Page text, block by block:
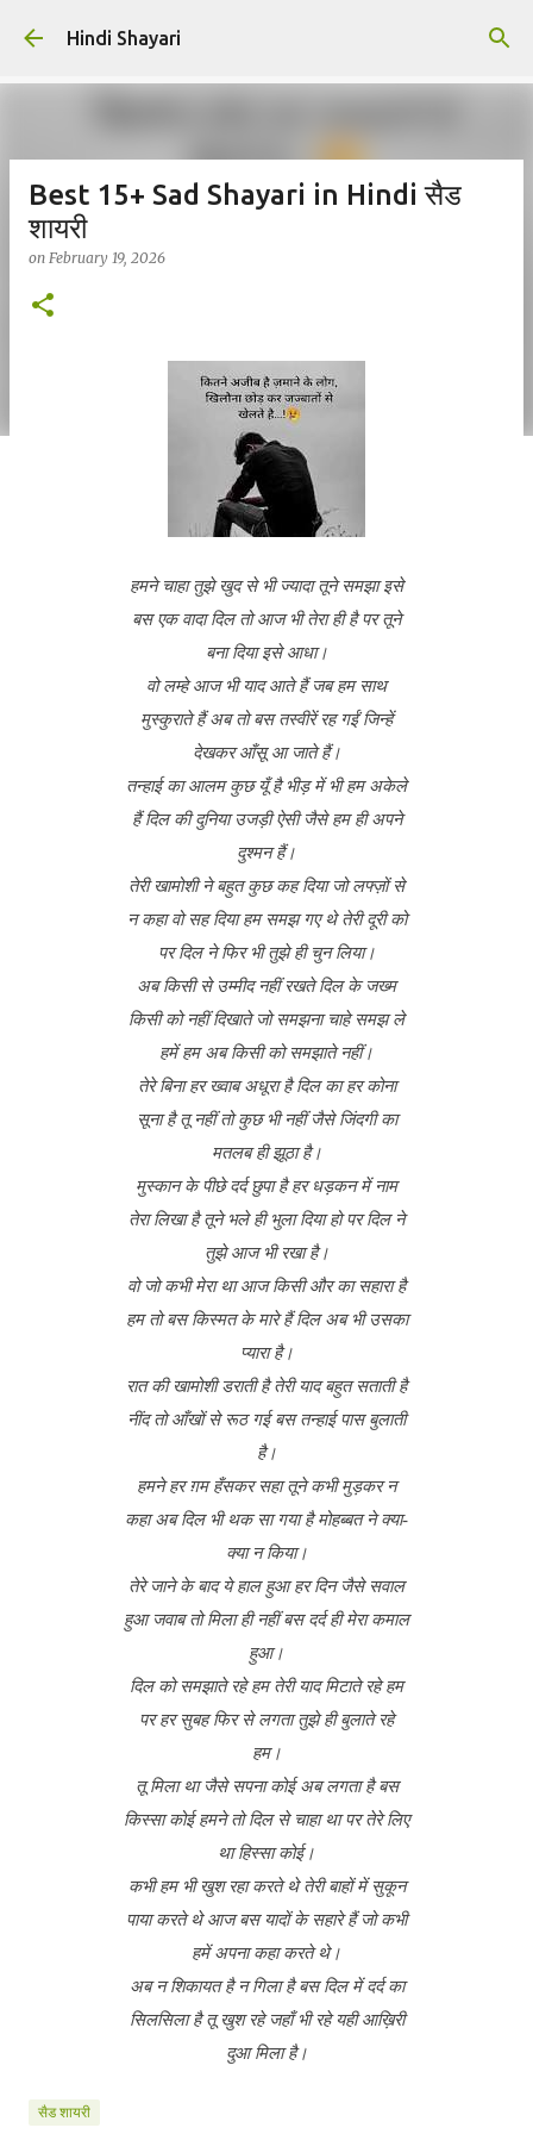
Skip to main content
Hindi Shayari
Best 15+ Sad Shayari in Hindi सैड
शायरी
on February 19, 2026
हमने चाहा तुझे खुद से भी ज्यादा तूने समझा इसे
बस एक वादा दिल तो आज भी तेरा ही है पर तूने
बना दिया इसे आधा।
वो लम्हे आज भी याद आते हैं जब हम साथ
मुस्कुराते हैं अब तो बस तस्वीरें रह गईं जिन्हें
देखकर आँसू आ जाते हैं।
तन्हाई का आलम कुछ यूँ है भीड़ में भी हम अकेले
हैं दिल की दुनिया उजड़ी ऐसी जैसे हम ही अपने
दुश्मन हैं।
तेरी खामोशी ने बहुत कुछ कह दिया जो लफ्ज़ों से
न कहा वो सह दिया हम समझ गए थे तेरी दूरी को
पर दिल ने फिर भी तुझे ही चुन लिया।
अब किसी से उम्मीद नहीं रखते दिल के जख्म
किसी को नहीं दिखाते जो समझना चाहे समझ ले
हमें हम अब किसी को समझाते नहीं।
तेरे बिना हर ख्वाब अधूरा है दिल का हर कोना
सूना है तू नहीं तो कुछ भी नहीं जैसे जिंदगी का
मतलब ही झूठा है।
मुस्कान के पीछे दर्द छुपा है हर धड़कन में नाम
तेरा लिखा है तूने भले ही भुला दिया हो पर दिल ने
तुझे आज भी रखा है।
वो जो कभी मेरा था आज किसी और का सहारा है
हम तो बस किस्मत के मारे हैं दिल अब भी उसका
प्यारा है।
रात की खामोशी डराती है तेरी याद बहुत सताती है
नींद तो आँखों से रूठ गई बस तन्हाई पास बुलाती
है।
हमने हर ग़म हँसकर सहा तूने कभी मुड़कर न
कहा अब दिल भी थक सा गया है मोहब्बत ने क्या-
क्या न किया।
तेरे जाने के बाद ये हाल हुआ हर दिन जैसे सवाल
हुआ जवाब तो मिला ही नहीं बस दर्द ही मेरा कमाल
हुआ।
दिल को समझाते रहे हम तेरी याद मिटाते रहे हम
पर हर सुबह फिर से लगता तुझे ही बुलाते रहे
हम।
तू मिला था जैसे सपना कोई अब लगता है बस
किस्सा कोई हमने तो दिल से चाहा था पर तेरे लिए
था हिस्सा कोई।
कभी हम भी खुश रहा करते थे तेरी बाहों में सुकून
पाया करते थे आज बस यादों के सहारे हैं जो कभी
हमें अपना कहा करते थे।
अब न शिकायत है न गिला है बस दिल में दर्द का
सिलसिला है तू खुश रहे जहाँ भी रहे यही आख़िरी
दुआ मिला है।
सैड शायरी